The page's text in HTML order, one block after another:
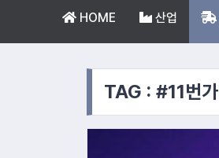
HOME 산업
TAG : #11번가